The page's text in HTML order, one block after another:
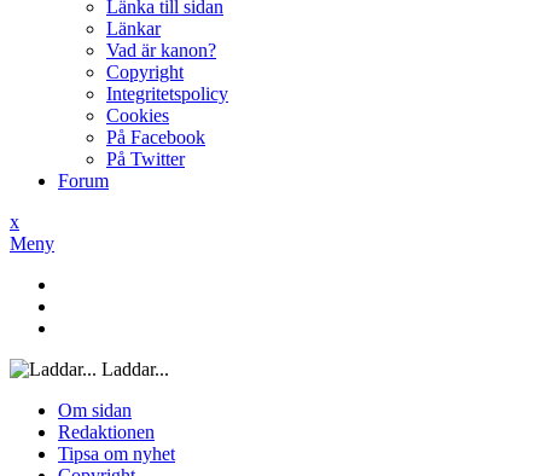
Länka till sidan
Länkar
Vad är kanon?
Copyright
Integritetspolicy
Cookies
På Facebook
På Twitter
Forum
x
Meny
Laddar...
Om sidan
Redaktionen
Tipsa om nyhet